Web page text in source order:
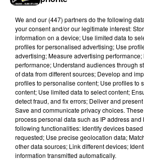
Stars'Terre 2026 : Philippe
les ambitions d'un...
À quelques semaines de la
Stars'Terre, organisée du 18 au 20
Château de Courtalain, Philippe
LES JEUX
We and our (447) partnersdo the following
your consent and/or our legitimate interest:
information on a device; Use limited data to
profiles for personalised advertising; Use
advertising; Measure advertising
performance; Understand audiences through
of data from different sources; Develop and
profiles to personalise content; Use profiles to
content; Use limited data to select content;
detect fraud, and fix errors; Deliver and
Save and communicate privacy choices.
process personal data such as IP address and
following functionalities: Identify devices
requested; Use precise geolocation data;
other data sources; Link different devices;
information transmitted automatically.